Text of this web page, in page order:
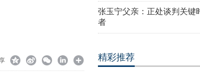
张玉宁父亲：正处谈判关键
者
精彩推荐